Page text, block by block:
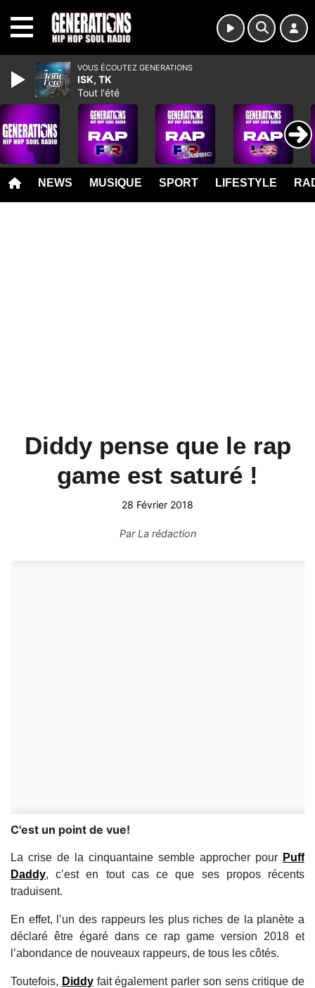
NEWS MUSIQUE SPORT LIFESTYLE
Diddy pense que le rap
game est saturé !
28 Février 2018
ParLa rédaction
C'est un point de vue!
La crise de la cinquantaine semble approcher pour Puff
Daddy, c’est en tout cas ce que ses propos récents
traduisent.
En effet, l’un des rappeurs les plus riches de la planète a
déclaré être égaré dans ce rap game version 2018 et
l’abondance de nouveaux rappeurs, de tous les côtés.
Toutefois, Diddy fait également parler son sens critique de
VOUS ÉCOUTEZ GENERATIONS
ISK, TK
Tout l'été